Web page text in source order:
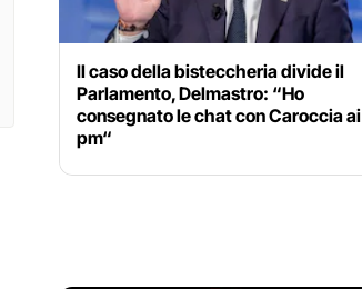
Il caso della bisteccheria divide il
Parlamento, Delmastro: “Ho
consegnato le chat con Caroccia ai
pm“